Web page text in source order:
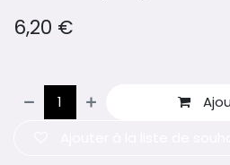
6,20 €